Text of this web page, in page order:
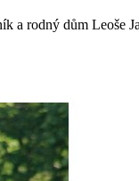
rodný dům Leoše